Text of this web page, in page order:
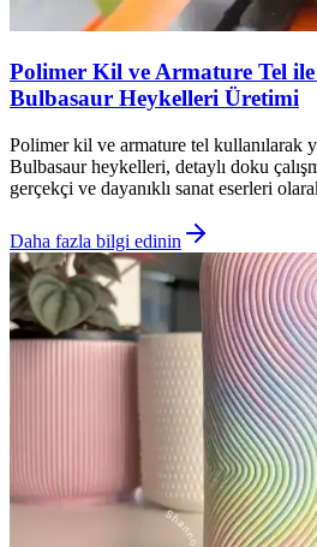
Polimer Kil ve Armature Tel
Bulbasaur Heykelleri Üretimi
Polimer kil ve armature tel kullanılarak
Bulbasaur heykelleri, detaylı doku
gerçekçi ve dayanıklı sanat eserleri
Daha fazla bilgi edinin